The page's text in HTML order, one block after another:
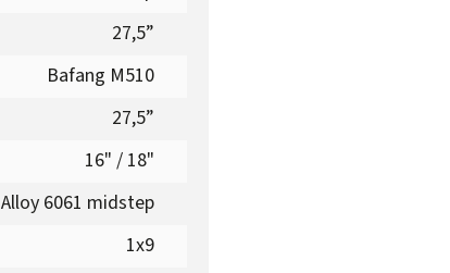
27,5”
Bafang M510
27,5”
16" / 18"
Alloy 6061 midstep
1x9